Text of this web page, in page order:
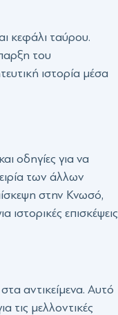
κεφάλι ταύρου.
του
ιστορία μέσα
οδηγίες για να
των άλλων
στην Κνωσό,
ιστορικές επισκέψεις
αντικείμενα. Αυτό
τις μελλοντικές